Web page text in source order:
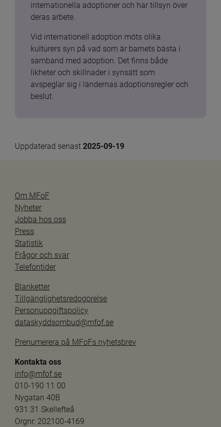
internationella adoptioner och har tillsyn över
deras arbete.
Vid internationell adoption möts olika
kulturers syn på vad som är barnets bästa i
samband med adoption. Det finns både
likheter och skillnader i synsätt som
avspeglar sig i ländernas adoptionsregler och
beslut.
Uppdaterad senast 2025-09-19
Om MFoF
Nyheter
Jobba hos oss
Press
Statistik
Frågor och svar
Telefontider
Blanketter
Tillgänglighetsredogörelse
Personuppgiftspolicy
dataskyddsombud@mfof.se
Prenumerera på MFoFs nyhetsbrev
Kontakta oss
info@mfof.se
010-190 11 00
Nygatan 40B
931 31 Skellefteå
Orgnr: 202100-4169